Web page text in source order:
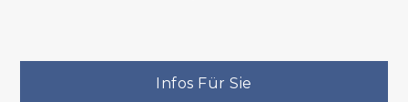
Infos Für Sie